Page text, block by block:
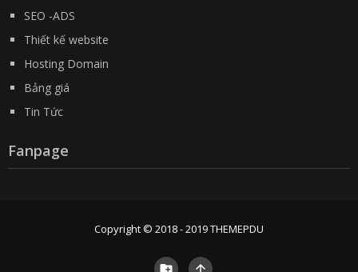
SEO -ADS
Thiết kế website
Hosting Domain
Bảng giá
Tin Tức
Fanpage
Copyright © 2018 - 2019THEMEPDU
 